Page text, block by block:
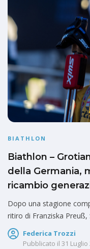
BIATHLON
Biathlon –
della Germania,
ricambio
Dopo una stagione
ritiro di Franziska
Federica Trozzi
Pubblicato il 31 Luglio